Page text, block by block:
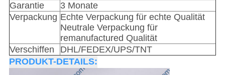
Garantie
3 Monate
Verpackung Echte Verpackung für echte Qualität
Neutrale Verpackung für
remanufactured Qualität
Verschiffen
DHL/FEDEX/UPS/TNT
PRODUKT-DETAILS: